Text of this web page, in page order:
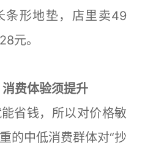
条形地垫，店里卖49
元。
费体验须提升
钱，所以对价格敏
的中低消费群体对“抄